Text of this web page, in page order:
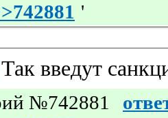
'
Так введут
№742881